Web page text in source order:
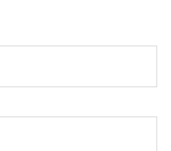
mot-so-giao-